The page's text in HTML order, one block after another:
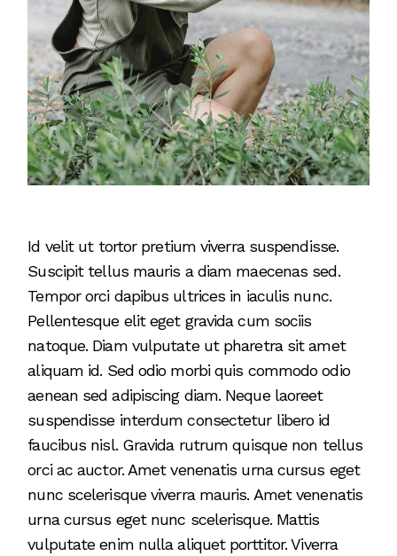
Id velit ut tortor pretium viverra suspendisse.
Suscipit tellus mauris a diam maecenas sed.
Tempor orci dapibus ultrices in iaculis nunc.
Pellentesque elit eget gravida cum sociis
natoque. Diam vulputate ut pharetra sit amet
aliquam id. Sed odio morbi quis commodo odio
aenean sed adipiscing diam. Neque laoreet
suspendisse interdum consectetur libero id
faucibus nisl. Gravida rutrum quisque non tellus
orci ac auctor. Amet venenatis urna cursus eget
nunc scelerisque viverra mauris. Amet venenatis
urna cursus eget nunc scelerisque. Mattis
vulputate enim nulla aliquet porttitor. Viverra